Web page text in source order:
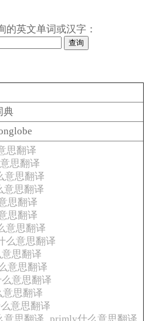
的英文单词或汉字：
典
思翻译
思翻译
意思翻译
意思翻译
思翻译
思翻译
意思翻译
么意思翻译
思翻译
意思翻译
意思翻译
思翻译
意思翻译